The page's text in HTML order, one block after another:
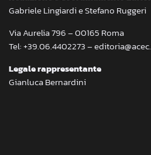
Gabriele Lingiardi e Stefano Ruggeri
Via Aurelia 796 – 00165 Roma
Tel: +39.06.4402273 –
Legale rappresentante
Gianluca Bernardini